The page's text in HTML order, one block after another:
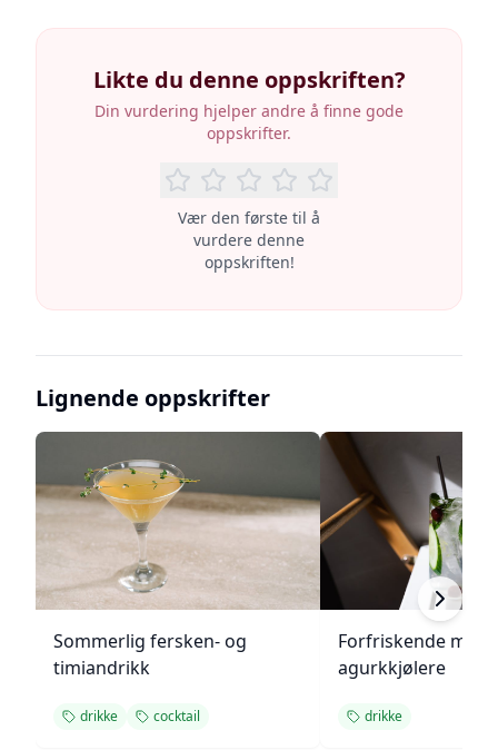
Likte du denne oppskriften?
Din vurdering hjelper andre å finne gode
oppskrifter.
Vær den første til å
vurdere denne
oppskriften!
Lignende oppskrifter
Sommerlig fersken- og
timiandrikk
drikke cocktail
Forfriskende
agurkkjølere
drikke